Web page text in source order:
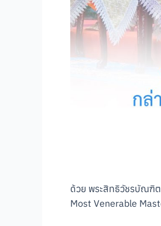
ด้วย พระสิทธิวัชรบัณฑิ
Most Venerable